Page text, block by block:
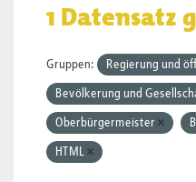
1 Datensatz
Gruppen: Regierung und
Bevölkerung und
Oberbürgermeister
HTML